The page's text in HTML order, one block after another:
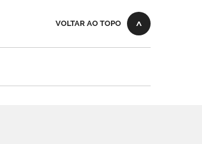
VOLTAR AO TOPO